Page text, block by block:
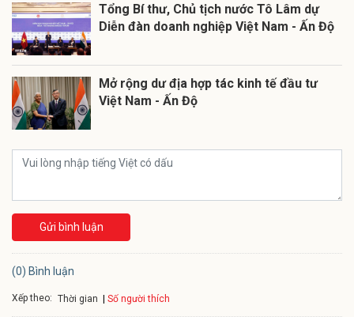
Tổng Bí thư, Chủ tịch nước Tô Lâm dự
Diễn đàn doanh nghiệp Việt Nam - Ấn Độ
Mở rộng dư địa hợp tác kinh tế đầu tư
Việt Nam - Ấn Độ
Gửi bình luận
(0) Bình luận
Xếp theo: Thời gian Số người thích